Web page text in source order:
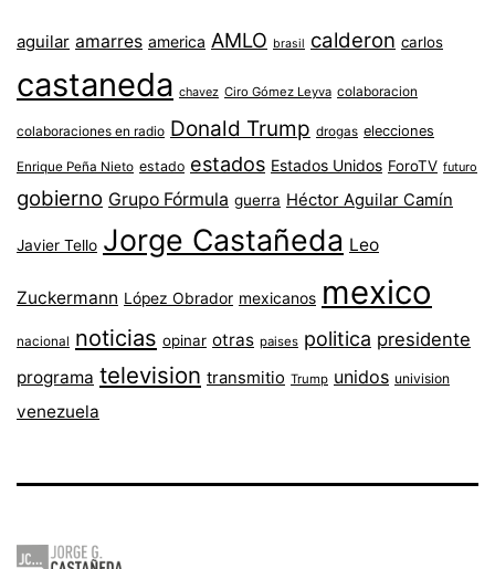
aguilar amarres america AMLO brasil calderon carlos
castaneda chavez Ciro Gómez Leyva colaboracion
colaboraciones en radio Donald Trump drogas elecciones
Enrique Peña Nieto estado estados Estados Unidos ForoTV futuro
gobierno Grupo Fórmula guerra Héctor Aguilar Camín
Javier Tello Jorge Castañeda Leo
Zuckermann López Obrador mexicanos mexico
nacional noticias opinar otras paises politica presidente
programa television transmitio Trump unidos univision
venezuela